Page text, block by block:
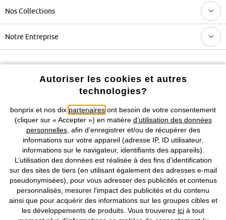
Nos Collections
Notre Entreprise
Prix indiqués TVA comprise avec en susfrais de port & de service
CGV Données personnelles Paramètres des cookies
Mentions légales Résilier le contrat
©2026 bonprix.Tous droits réservés.
Autoriser les cookies et autres
technologies?
bonprix et nos dix partenaires ont besoin de votre consentement
(cliquer sur « Accepter ») en matière d’utilisation des données
personnelles, afin d’enregistrer et/ou de récupérer des
informations sur votre appareil (adresse IP, ID utilisateur,
informations sur le navigateur, identifiants des appareils).
L’utilisation des données est réalisée à des fins d'identification
sur des sites de tiers (en utilisant également des adresses e-mail
pseudonymisées), pour vous adresser des publicités et contenus
personnalisés, mesurer l'impact des publicités et du contenu
ainsi que pour acquérir des informations sur les groupes cibles et
les développements de produits. Vous trouverez ici à tout